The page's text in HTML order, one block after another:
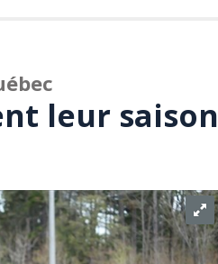
leur saison